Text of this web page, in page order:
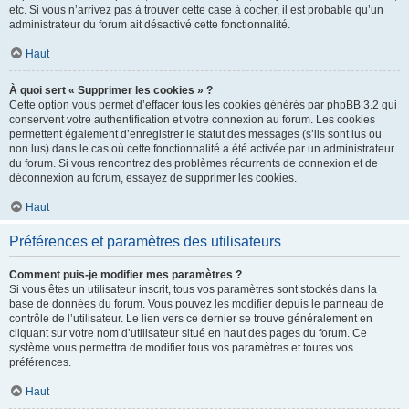
etc. Si vous n’arrivez pas à trouver cette case à cocher, il est probable qu’un
administrateur du forum ait désactivé cette fonctionnalité.
Haut
À quoi sert « Supprimer les cookies » ?
Cette option vous permet d’effacer tous les cookies générés par phpBB 3.2 qui
conservent votre authentification et votre connexion au forum. Les cookies
permettent également d’enregistrer le statut des messages (s’ils sont lus ou
non lus) dans le cas où cette fonctionnalité a été activée par un administrateur
du forum. Si vous rencontrez des problèmes récurrents de connexion et de
déconnexion au forum, essayez de supprimer les cookies.
Haut
Préférences et paramètres des utilisateurs
Comment puis-je modifier mes paramètres ?
Si vous êtes un utilisateur inscrit, tous vos paramètres sont stockés dans la
base de données du forum. Vous pouvez les modifier depuis le panneau de
contrôle de l’utilisateur. Le lien vers ce dernier se trouve généralement en
cliquant sur votre nom d’utilisateur situé en haut des pages du forum. Ce
système vous permettra de modifier tous vos paramètres et toutes vos
préférences.
Haut